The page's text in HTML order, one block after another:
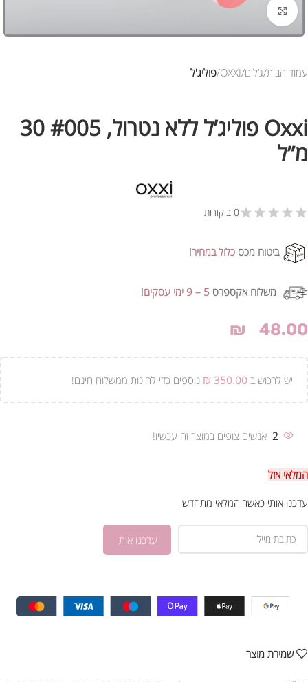
לחץ להגדלת התמונה
עמוד הבית ג’לים OXXI פוליג'ל
Oxxi פוליג’ל ללא נטרול, #005 30
מ”ל
0 ביקורות
ביטוח מכס כלול במחיר!
משלוח אקספרס 5 – 9 ימי עסקים!
₪ 48.00
יש לרכוש ב ₪ 350.00 נוספים כדי להינות ממשלוח חינם!
2 אנשים צופים במוצר זה עכשיו!
המלאי אזל
עדכנו אותי כאשר המלאי מתחדש
שמירת מוצר